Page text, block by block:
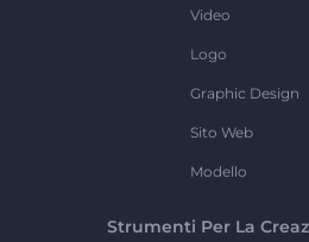
Video
Logo
Graphic Design
Sito Web
Modello
Strumenti Per La